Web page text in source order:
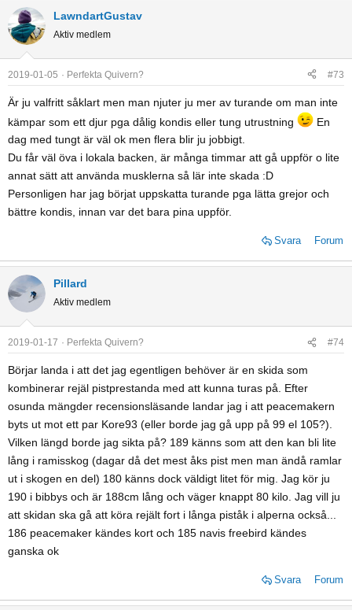
LawndartGustav
Aktiv medlem
2019-01-05 Perfekta Quivern? #73
Är ju valfritt såklart men man njuter ju mer av turande om man inte
kämpar som ett djur pga dålig kondis eller tung utrustning
En
dag med tungt är väl ok men flera blir ju jobbigt.
Du får väl öva i lokala backen, är många timmar att gå uppför o lite
annat sätt att använda musklerna så lär inte skada :D
Personligen har jag börjat uppskatta turande pga lätta grejor och
bättre kondis, innan var det bara pina uppför.
Svara Forum
Pillard
Aktiv medlem
2019-01-17 Perfekta Quivern? #74
Börjar landa i att det jag egentligen behöver är en skida som
kombinerar rejäl pistprestanda med att kunna turas på. Efter
osunda mängder recensionsläsande landar jag i att peacemakern
byts ut mot ett par Kore93 (eller borde jag gå upp på 99 el 105?).
Vilken längd borde jag sikta på? 189 känns som att den kan bli lite
lång i ramisskog (dagar då det mest åks pist men man ändå ramlar
ut i skogen en del) 180 känns dock väldigt litet för mig. Jag kör ju
190 i bibbys och är 188cm lång och väger knappt 80 kilo. Jag vill ju
att skidan ska gå att köra rejält fort i långa piståk i alperna också...
186 peacemaker kändes kort och 185 navis freebird kändes
ganska ok
Svara Forum